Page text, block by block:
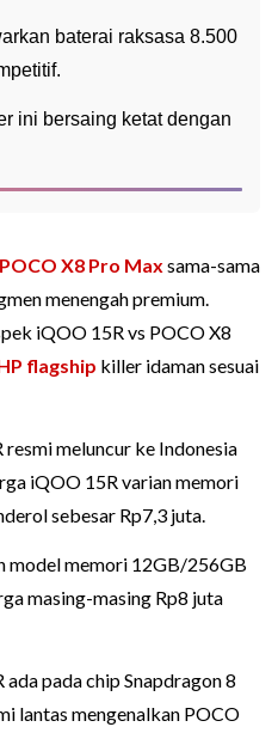
baterai raksasa 8.500
ini bersaing ketat dengan
POCO X8 Pro Max sama-sama
menengah premium.
iQOO 15R vs POCO X8
flagship killer idaman sesuai
meluncur ke Indonesia
iQOO 15R varian memori
sebesar Rp7,3 juta.
model memori 12GB/256GB
masing-masing Rp8 juta
pada chip Snapdragon 8
lantas mengenalkan POCO